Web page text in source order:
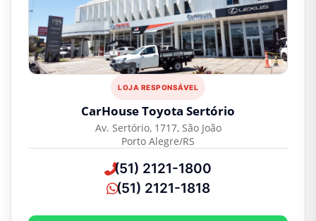
LOJA RESPONSÁVEL
CarHouse Toyota Sertório
Av. Sertório, 1717, São João
Porto Alegre/RS
(51) 2121-1800
(51) 2121-1818